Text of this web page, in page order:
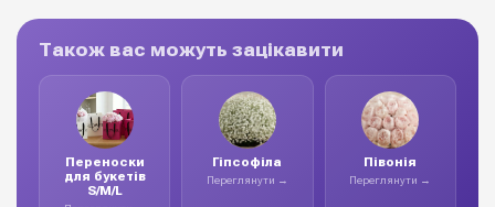
Також вас можуть зацікавити
Переноски
для букетів
S/M/L
Гіпсофіла
Переглянути →
Півонія
Переглянути →